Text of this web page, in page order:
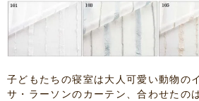
子どもたちの寝室は大人可愛い動物の
サ・ラーソンのカーテン、合わせたの